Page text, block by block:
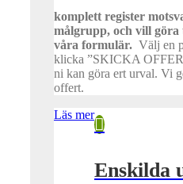
komplett register
målgrupp, och vill göra
våra formulär. Välj en
klicka ”SKICKA
ni kan göra ert urval. Vi
offert.
Läs mer
Enskilda